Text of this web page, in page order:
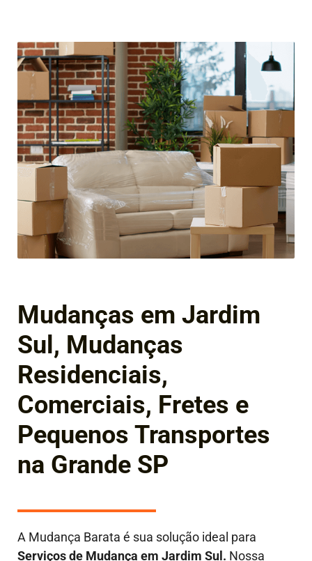
Mudanças em Jardim
Sul, Mudanças
Residenciais,
Comerciais, Fretes e
Pequenos Transportes
na Grande SP
A Mudança Barata é sua solução ideal para
Serviços de Mudança em Jardim Sul. Nossa